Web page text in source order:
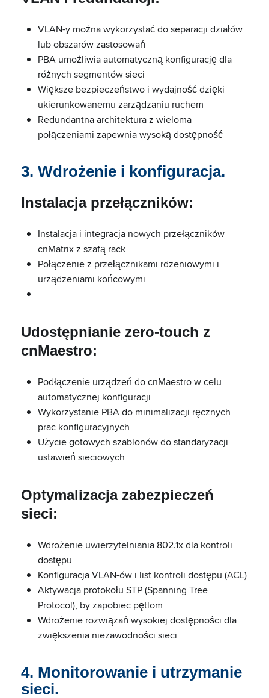
VLAN-y można wykorzystać do separacji działów
lub obszarów zastosowań
PBA umożliwia automatyczną konfigurację dla
różnych segmentów sieci
Większe bezpieczeństwo i wydajność dzięki
ukierunkowanemu zarządzaniu ruchem
Redundantna architektura z wieloma
połączeniami zapewnia wysoką dostępność
3. Wdrożenie i konfiguracja.
Instalacja przełączników:
Instalacja i integracja nowych przełączników
cnMatrix z szafą rack
Połączenie z przełącznikami rdzeniowymi i
urządzeniami końcowymi
Udostępnianie zero-touch z
cnMaestro:
Podłączenie urządzeń do cnMaestro w celu
automatycznej konfiguracji
Wykorzystanie PBA do minimalizacji ręcznych
prac konfiguracyjnych
Użycie gotowych szablonów do standaryzacji
ustawień sieciowych
Optymalizacja zabezpieczeń
sieci:
Wdrożenie uwierzytelniania 802.1x dla kontroli
dostępu
Konfiguracja VLAN-ów i list kontroli dostępu (ACL)
Aktywacja protokołu STP (Spanning Tree
Protocol), by zapobiec pętlom
Wdrożenie rozwiązań wysokiej dostępności dla
zwiększenia niezawodności sieci
4. Monitorowanie i utrzymanie
sieci.